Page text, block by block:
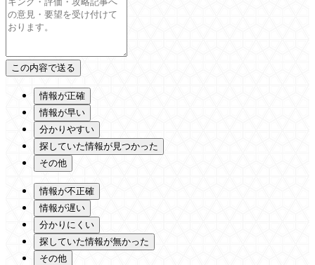
情報が正確
情報が早い
分かりやすい
探していた情報が見つかった
その他
情報が不正確
情報が遅い
分かりにくい
探していた情報が無かった
その他